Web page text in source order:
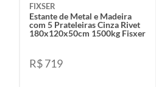
FIXSER
Estante de Metal e Madeira
com 5 Prateleiras Cinza Rivet
180x120x50cm 1500kg Fisxer
R$ 719